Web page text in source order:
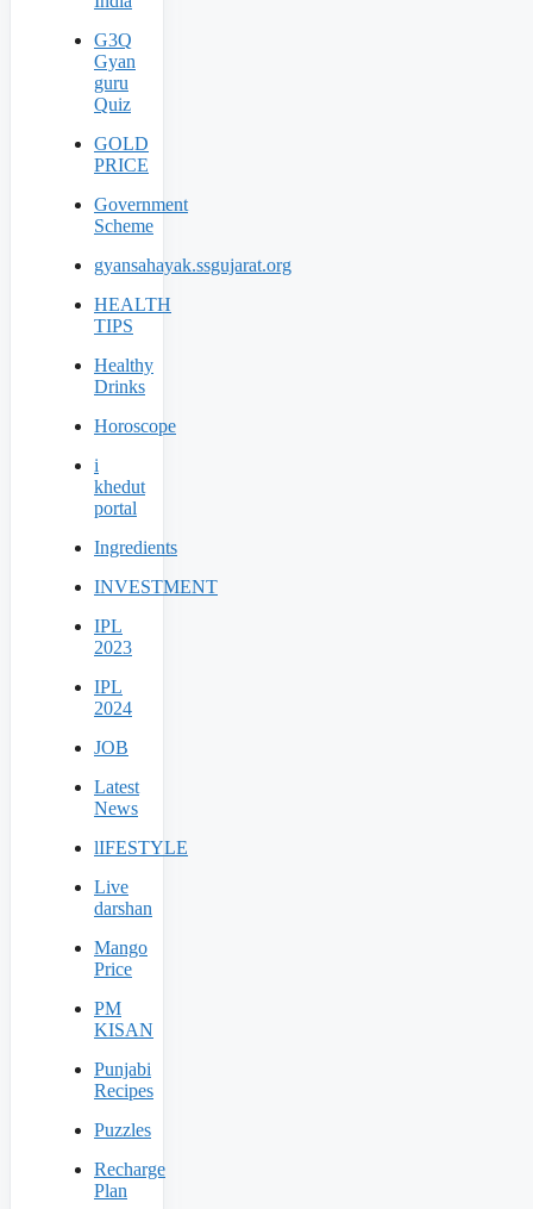
G3Q
Gyan
guru
Quiz
GOLD
PRICE
Government
Scheme
gyansahayak.ssgujarat.org
HEALTH
TIPS
Healthy
Drinks
Horoscope
i
khedut
portal
Ingredients
INVESTMENT
IPL
2023
IPL
2024
JOB
Latest
News
lIFESTYLE
Live
darshan
Mango
Price
PM
KISAN
Punjabi
Recipes
Puzzles
Recharge
Plan